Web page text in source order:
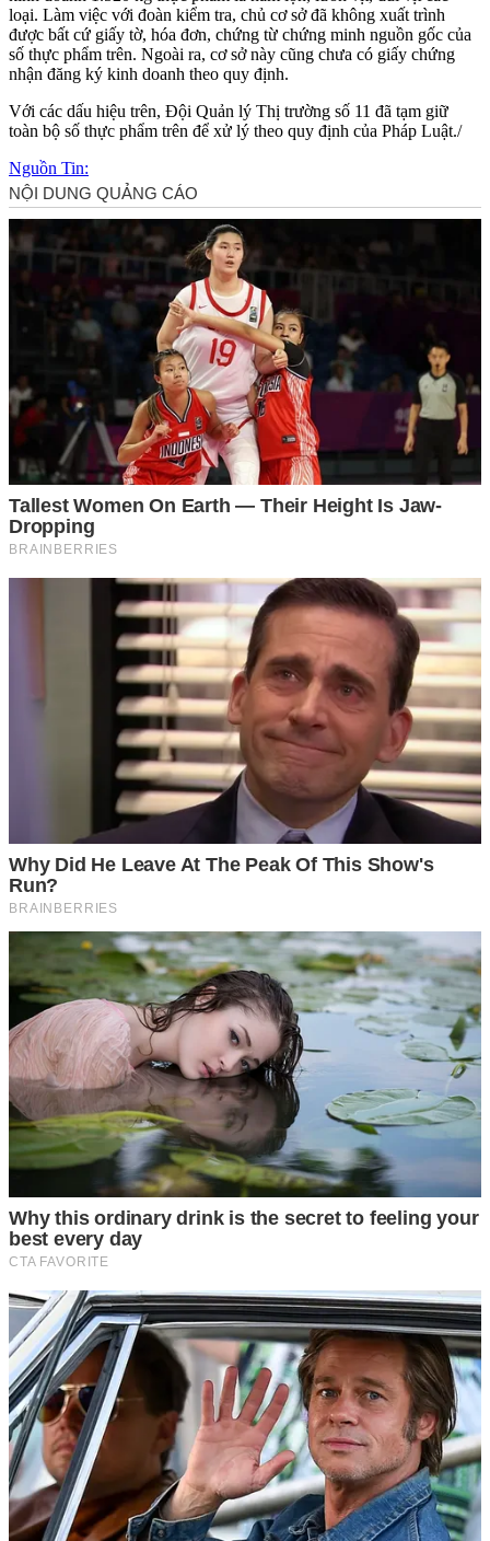
loại. Làm việc với đoàn kiểm tra, chủ cơ sở đã không xuất trình
được bất cứ giấy tờ, hóa đơn, chứng từ chứng minh nguồn gốc của
số thực phẩm trên. Ngoài ra, cơ sở này cũng chưa có giấy chứng
nhận đăng ký kinh doanh theo quy định.
Với các dấu hiệu trên, Đội Quản lý Thị trường số 11 đã tạm giữ
toàn bộ số thực phẩm trên để xử lý theo quy định của Pháp Luật./
Nguồn Tin: